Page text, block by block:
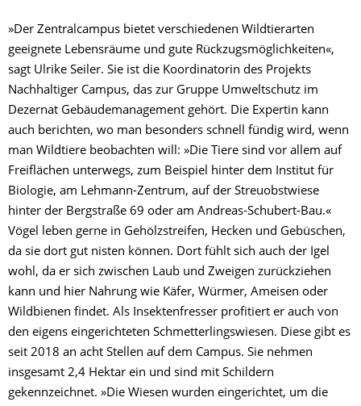
»Der Zentralcampus bietet verschiedenen Wildtierarten
geeignete Lebensräume und gute Rückzugsmöglichkeiten«,
sagt Ulrike Seiler. Sie ist die Koordinatorin des Projekts
Nachhaltiger Campus, das zur Gruppe Umweltschutz im
Dezernat Gebäudemanagement gehört. Die Expertin kann
auch berichten, wo man besonders schnell fündig wird, wenn
man Wildtiere beobachten will: »Die Tiere sind vor allem auf
Freiflächen unterwegs, zum Beispiel hinter dem Institut für
Biologie, am Lehmann-Zentrum, auf der Streuobstwiese
hinter der Bergstraße 69 oder am Andreas-Schubert-Bau.«
Vögel leben gerne in Gehölzstreifen, Hecken und Gebüschen,
da sie dort gut nisten können. Dort fühlt sich auch der Igel
wohl, da er sich zwischen Laub und Zweigen zurückziehen
kann und hier Nahrung wie Käfer, Würmer, Ameisen oder
Wildbienen findet. Als Insektenfresser profitiert er auch von
den eigens eingerichteten Schmetterlingswiesen. Diese gibt es
seit 2018 an acht Stellen auf dem Campus. Sie nehmen
insgesamt 2,4 Hektar ein und sind mit Schildern
gekennzeichnet. »Die Wiesen wurden eingerichtet, um die